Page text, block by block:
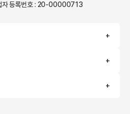
자 등록번호 : 20-00000713